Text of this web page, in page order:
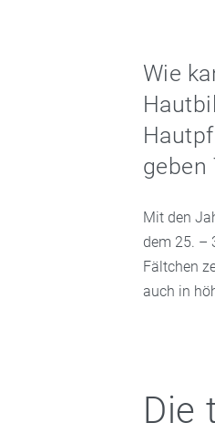
Wie
geben
Mit den
dem 25. –
Fältchen
auch in
Die